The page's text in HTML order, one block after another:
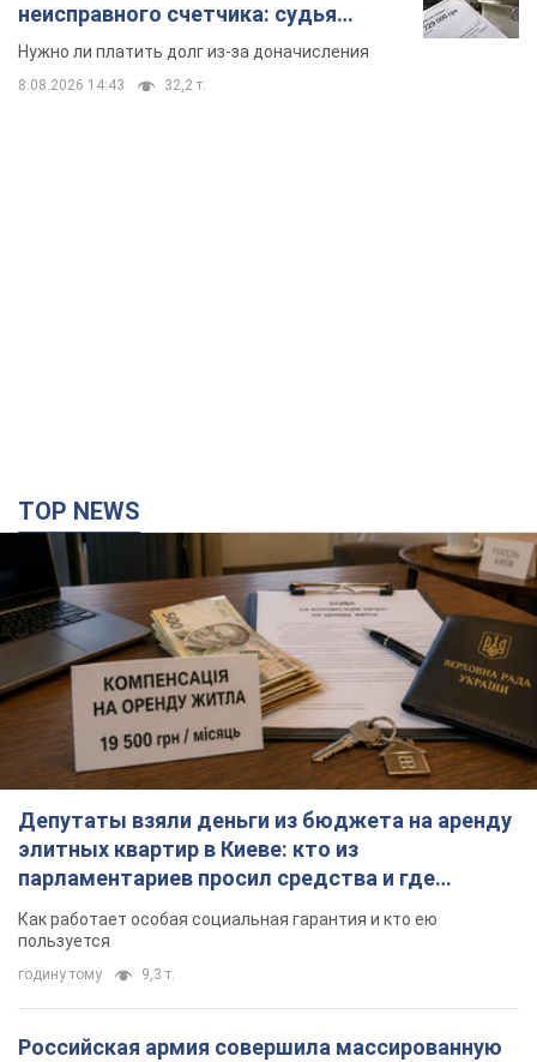
неисправного счетчика: судья
вынес неожиданное решение
Нужно ли платить долг из-за доначисления
8.08.2026 14:43 32,2 т.
TOP NEWS
Депутаты взяли деньги из бюджета на аренду
элитных квартир в Киеве: кто из
парламентариев просил средства и где
поселился
Как работает особая социальная гарантия и кто ею
пользуется
годину тому 9,3 т.
Российская армия совершила массированную